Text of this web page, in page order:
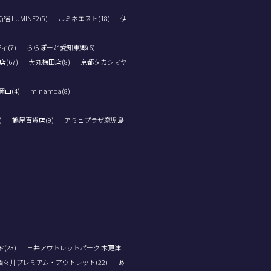
宿 LUMINE2(5) ルミネエスト(18)
伊
(7)
ららぽーと愛知東郷(6)
(67) 大丸梅田店(8)
京都タカシマヤ
山(4)
minamoa(8)
鶴屋百貨店(9)
アミュプラザ鹿児島
(23)
三井アウトレットパーク 木更津
々井プレミアム・アウトレット(22) あ